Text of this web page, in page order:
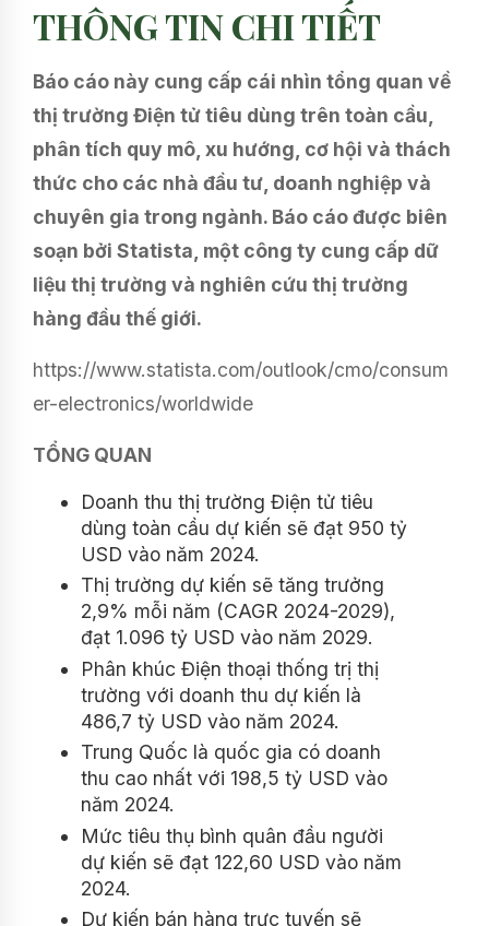
THÔNG TIN CHI TIẾT
Báo cáo này cung cấp cái nhìn tổng quan về
thị trường Điện tử tiêu dùng trên toàn cầu,
phân tích quy mô, xu hướng, cơ hội và thách
thức cho các nhà đầu tư, doanh nghiệp và
chuyên gia trong ngành. Báo cáo được biên
soạn bởi Statista, một công ty cung cấp dữ
liệu thị trường và nghiên cứu thị trường
hàng đầu thế giới.
https://www.statista.com/outlook/cmo/consum
er-electronics/worldwide
TỔNG QUAN
Doanh thu thị trường Điện tử tiêu
dùng toàn cầu dự kiến ​​​​sẽ đạt 950 tỷ
USD vào năm 2024.
Thị trường dự kiến ​​​​sẽ tăng trưởng
2,9% mỗi năm (CAGR 2024-2029),
đạt 1.096 tỷ USD vào năm 2029.
Phân khúc Điện thoại thống trị thị
trường với doanh thu dự kiến ​​​​là
486,7 tỷ USD vào năm 2024.
Trung Quốc là quốc gia có doanh
thu cao nhất với 198,5 tỷ USD vào
năm 2024.
Mức tiêu thụ bình quân đầu người
dự kiến ​​​​sẽ đạt 122,60 USD vào năm
2024.
Dự kiến ​​​​bán hàng trực tuyến sẽ